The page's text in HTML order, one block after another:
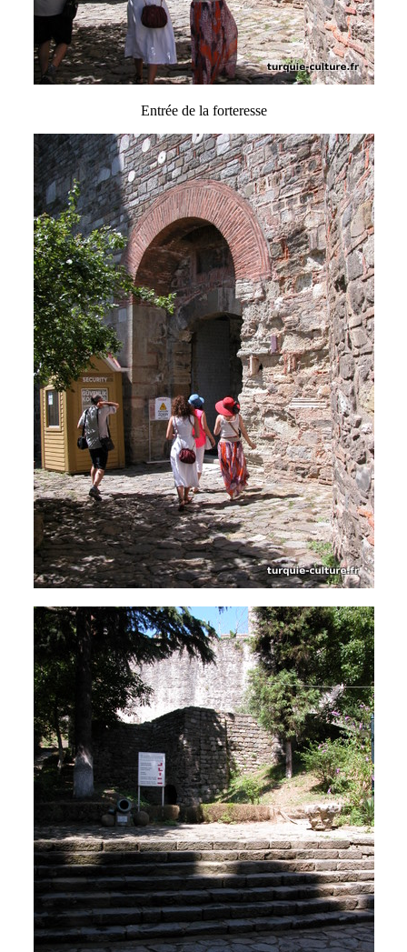
Entrée de la forteresse